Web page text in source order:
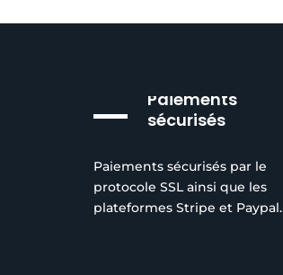
Paiements
sécurisés
Paiements sécurisés par le
protocole SSL ainsi que les
plateformes Stripe et Paypal.